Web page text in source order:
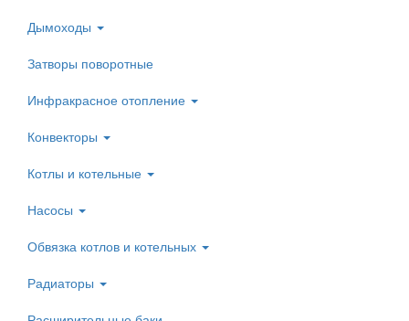
Дымоходы
Затворы поворотные
Инфракрасное отопление
Конвекторы
Котлы и котельные
Насосы
Обвязка котлов и котельных
Радиаторы